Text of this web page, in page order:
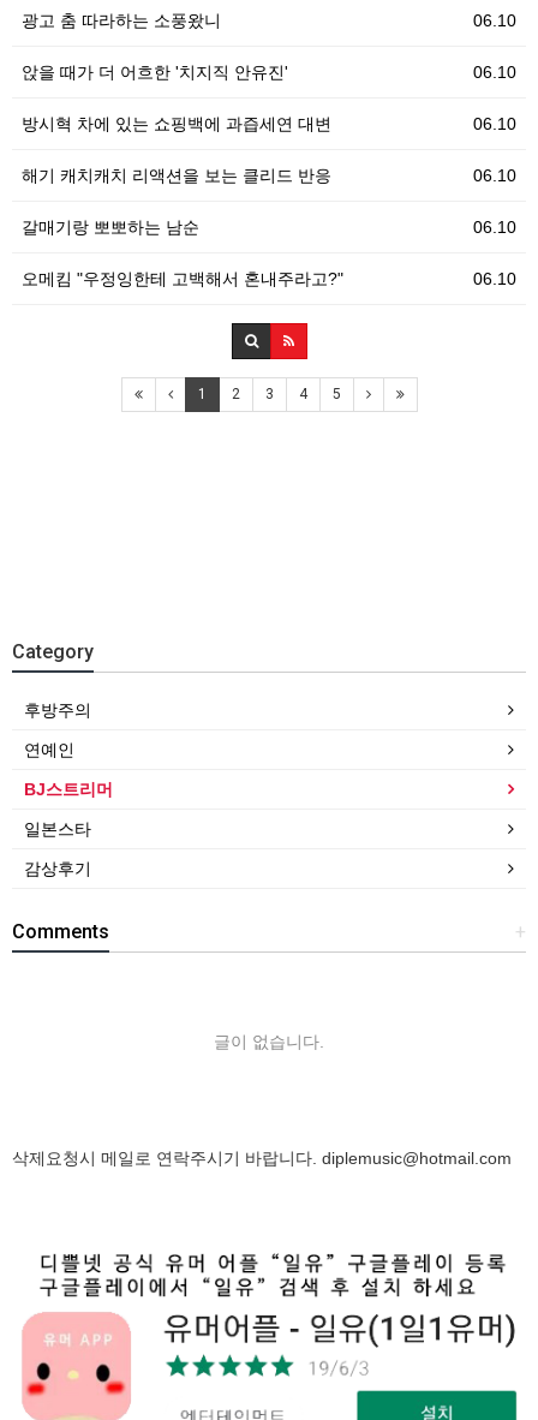
06.10
광고 춤 따라하는 소풍왔니
06.10
앉을 때가 더 어흐한 '치지직 안유진'
06.10
방시혁 차에 있는 쇼핑백에 과즙세연 대변
06.10
해기 캐치캐치 리액션을 보는 클리드 반응
06.10
갈매기랑 뽀뽀하는 남순
06.10
오메킴 "우정잉한테 고백해서 혼내주라고?"
1 2 3 4 5
Category
후방주의
연예인
BJ스트리머
일본스타
감상후기
+
Comments
글이 없습니다.
삭제요청시 메일로 연락주시기 바랍니다. diplemusic@hotmail.com